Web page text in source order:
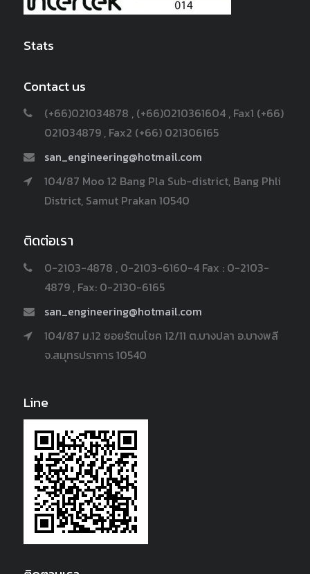
Stats
Contact us
(+66)021034878 , (+66)0210361604 , Fax1 (+66)
021034879 , Fax2 (+66) 021306165
san_engineering@hotmail.com
104/87 Moo 12 Bang Pla Sub-district, Bang Phli
District, Samut Prakan 10540
ติดต่อเรา
0-2103-4878 , 0-2103-6160-4 Fax : 0-2103-
4879 , Fax: 0-2130-6165
san_engineering@hotmail.com
104/87 ม.12 ซอยรัตนโชค 12/11 ต.บางปลา อ.บางพลี
จ.สมุทรปราการ 10540
Line